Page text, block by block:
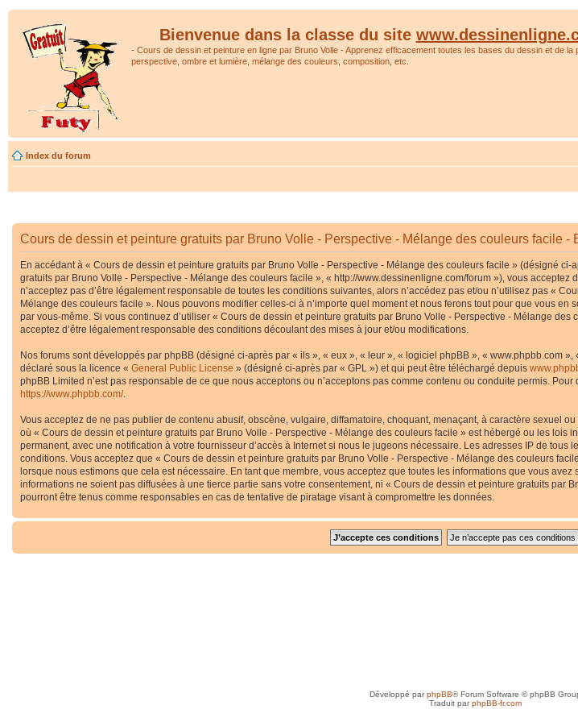
Bienvenue dans la classe du site
- Cours de dessin et peinture en ligne par Bruno Volle - Apprenez efficacement toutes les bases du dessin et de la
perspective, ombre et lumière, mélange des couleurs, composition, etc.
Index du forum
Cours de dessin et peinture gratuits par Bruno Volle - Perspective - Mélange des couleurs facile -
En accédant à « Cours de dessin et peinture gratuits par Bruno Volle - Perspective - Mélange des couleurs facile » (désigné
gratuits par Bruno Volle - Perspective - Mélange des couleurs facile », « http://www.dessinenligne.com/forum »), vous
n’acceptez pas d’être légalement responsable de toutes les conditions suivantes, alors n’accédez pas et/ou n’utilisez pas «
Mélange des couleurs facile ». Nous pouvons modifier celles-ci à n’importe quel moment et nous ferons tout pour que vous en
par vous-même. Si vous continuez d’utiliser « Cours de dessin et peinture gratuits par Bruno Volle - Perspective - Mélange
acceptez d’être légalement responsable des conditions découlant des mises à jour et/ou modifications.
Nos forums sont développés par phpBB (désigné ci-après par « ils », « eux », « leur », « logiciel phpBB », « www.phpbb.com
déclaré sous la licence « General Public License » (désigné ci-après par « GPL ») et qui peut être téléchargé depuis
phpBB Limited n’est pas responsable de ce que nous acceptons ou n’acceptons pas comme contenu ou conduite permis.
https://www.phpbb.com/.
Vous acceptez de ne pas publier de contenu abusif, obscène, vulgaire, diffamatoire, choquant, menaçant, à caractère sexuel
où « Cours de dessin et peinture gratuits par Bruno Volle - Perspective - Mélange des couleurs facile » est hébergé ou les lois
permanent, avec une notification à votre fournisseur d’accès à Internet si nous le jugeons nécessaire. Les adresses IP de
conditions. Vous acceptez que « Cours de dessin et peinture gratuits par Bruno Volle - Perspective - Mélange des couleurs
lorsque nous estimons que cela est nécessaire. En tant que membre, vous acceptez que toutes les informations que vous
informations ne soient pas diffusées à une tierce partie sans votre consentement, ni « Cours de dessin et peinture gratuits par
pourront être tenus comme responsables en cas de tentative de piratage visant à compromettre les données.
Développé parphpBB® Forum Software © phpBB
Traduit parphpBB-fr.com